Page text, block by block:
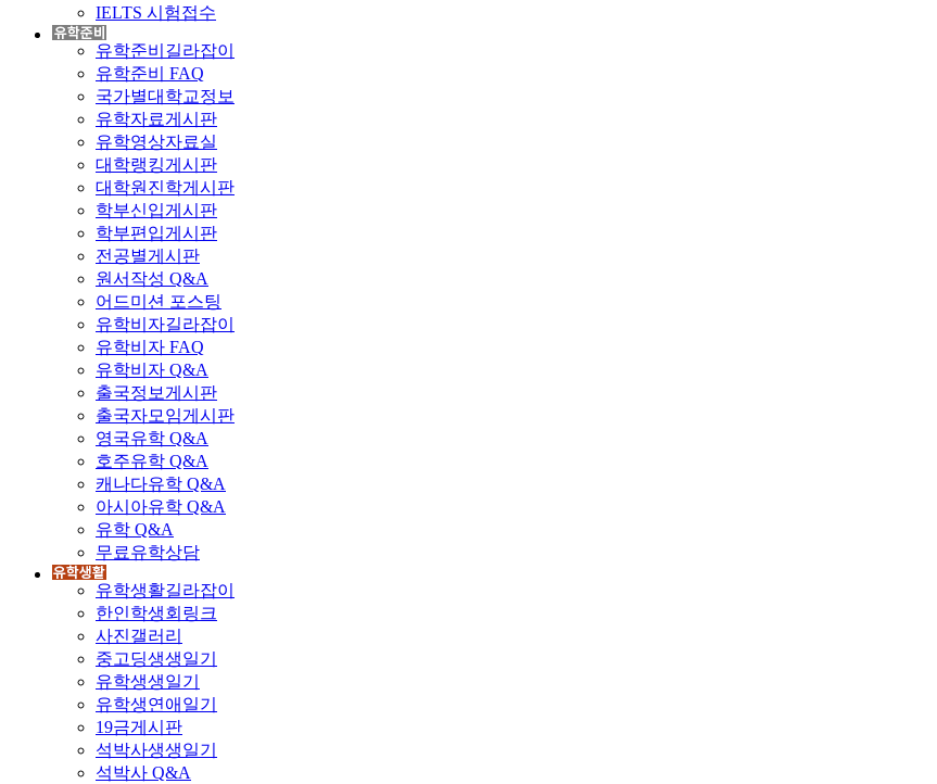
IELTS 시험접수
유학준비길라잡이
유학준비 FAQ
국가별대학교정보
유학자료게시판
유학영상자료실
대학랭킹게시판
대학원진학게시판
학부신입게시판
학부편입게시판
전공별게시판
원서작성 Q&A
어드미션 포스팅
유학비자길라잡이
유학비자 FAQ
유학비자 Q&A
출국정보게시판
출국자모임게시판
영국유학 Q&A
호주유학 Q&A
캐나다유학 Q&A
아시아유학 Q&A
유학 Q&A
무료유학상담
유학생활길라잡이
한인학생회링크
사진갤러리
중고딩생생일기
유학생생일기
유학생연애일기
19금게시판
석박사생생일기
석박사 Q&A